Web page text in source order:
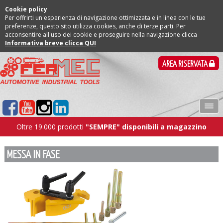
Cookie policy
Per offrirti un'esperienza di navigazione ottimizzata e in linea con le tue
preferenze, questo sito utilizza cookies, anche di terze parti. Per
acconsentire all'uso dei cookie e proseguire nella navigazione clicca
Informativa breve clicca QUI
AREA RISERVATA
Oltre 19.000 prodotti "SEMPRE" disponibili a magazzino
MESSA IN FASE